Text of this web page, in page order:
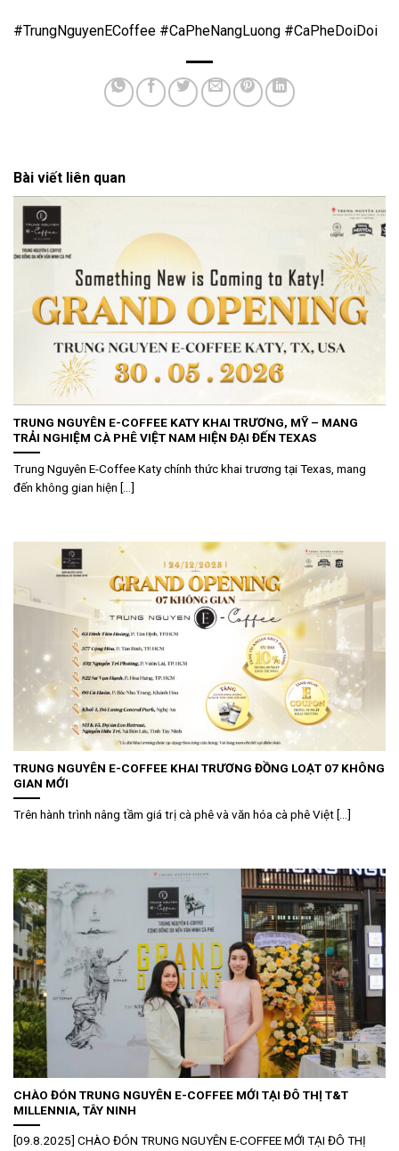
#TrungNguyenECoffee #CaPheNangLuong #CaPheDoiDoi
Bài viết liên quan
TRUNG NGUYÊN E-COFFEE KATY KHAI TRƯƠNG, MỸ – MANG
TRẢI NGHIỆM CÀ PHÊ VIỆT NAM HIỆN ĐẠI ĐẾN TEXAS
Trung Nguyên E-Coffee Katy chính thức khai trương tại Texas, mang
đến không gian hiện [...]
TRUNG NGUYÊN E-COFFEE KHAI TRƯƠNG ĐỒNG LOẠT 07 KHÔNG
GIAN MỚI
Trên hành trình nâng tầm giá trị cà phê và văn hóa cà phê Việt [...]
CHÀO ĐÓN TRUNG NGUYÊN E-COFFEE MỚI TẠI ĐÔ THỊ T&T
MILLENNIA, TÂY NINH
[09.8.2025] CHÀO ĐÓN TRUNG NGUYÊN E-COFFEE MỚI TẠI ĐÔ THỊ